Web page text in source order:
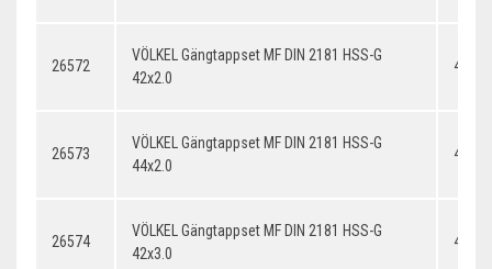
26572
VÖLKEL Gängtappset MF DIN 2181 HSS-G
42x2.0
26573
VÖLKEL Gängtappset MF DIN 2181 HSS-G
44x2.0
26574
VÖLKEL Gängtappset MF DIN 2181 HSS-G
42x3.0